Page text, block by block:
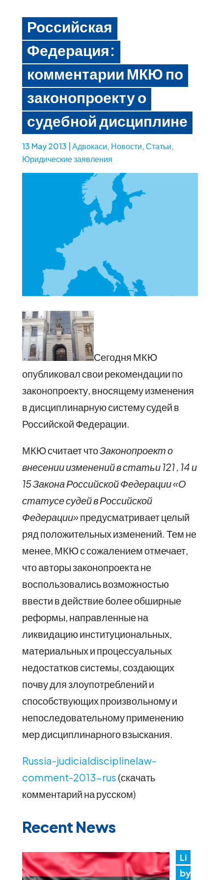
Российская
Федерация:
комментарии МКЮ по
законопроекту о
судебной дисциплине
13 May 2013 Адвокаси, Новости,Статьи,
Юридические заявления
Сегодня МКЮ
опубликовал свои рекомендации по
законопроекту, вносящему изменения
в дисциплинарную систему судей в
Российской Федерации.
МКЮ считает чтоЗаконопроект о
внесении изменений в статьи 121 , 14 и
15 Закона Российской Федерации «О
статусе судей в Российской
Федерации» предусматривает целый
ряд положительных изменений. Тем не
менее, МКЮ с сожалением отмечает,
что авторы законопроекта не
воспользовались возможностью
ввести в действие более обширные
реформы, направленные на
ликвидацию институциональных,
материальных и процессуальных
недостатков системы, создающих
почву для злоупотреблений и
способствующих произвольному и
непоследовательному применению
мер дисциплинарного взыскания.
Russia-judicialdisciplinelaw-
comment-2013-rus (скачать
комментарий на русском)
Recent News
Li
by